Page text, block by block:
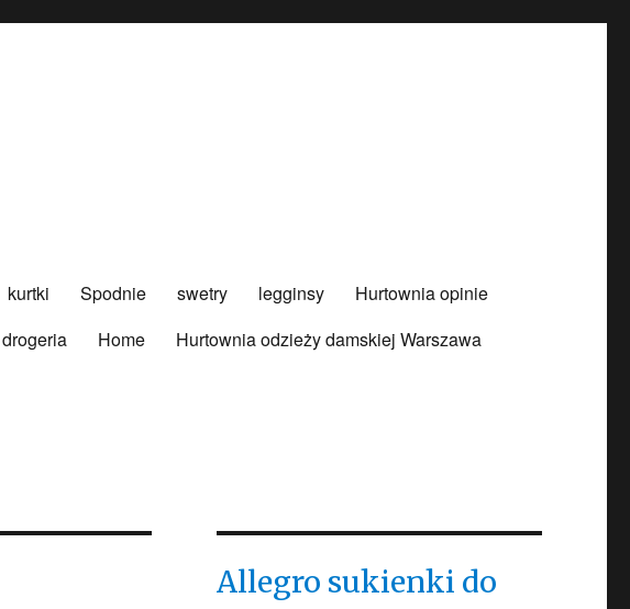
kurtki Spodnie swetry legginsy
Hurtownia opinie
drogeria Home
Hurtownia odzieży damskiej Warszawa
Allegro sukienki do